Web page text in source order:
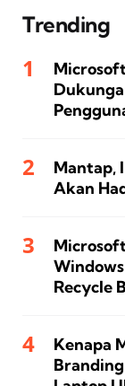
Trending
Mantap,
Akan
Windows
Recycle
Kenapa